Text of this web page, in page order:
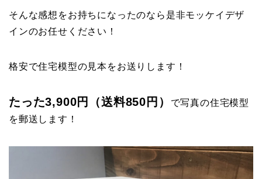
そんな感想をお持ちになったのなら是非モッケイデザ
インのお任せください！
格安で住宅模型の見本をお送りします！
たった3,900円（送料850円）
で写真の住宅模型
を郵送します！